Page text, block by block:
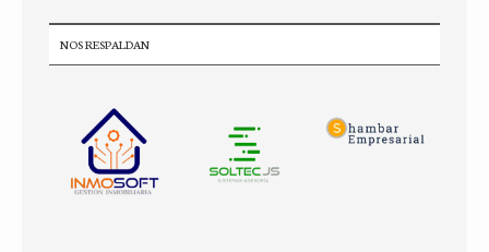
NOS RESPALDAN